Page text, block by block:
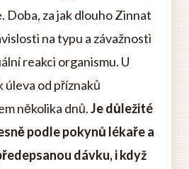
Doba, za jak dlouho Zinnat
na typu a závažnosti
reakci organismu. U
úleva od příznaků
několika dnů.Je důležité
podle pokynů lékaře a
dávku, i když